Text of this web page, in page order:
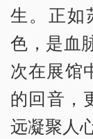
生。正如
色，是血
次在展馆
的回音
远凝聚人